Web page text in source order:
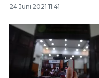
24 Juni 2021 11:41